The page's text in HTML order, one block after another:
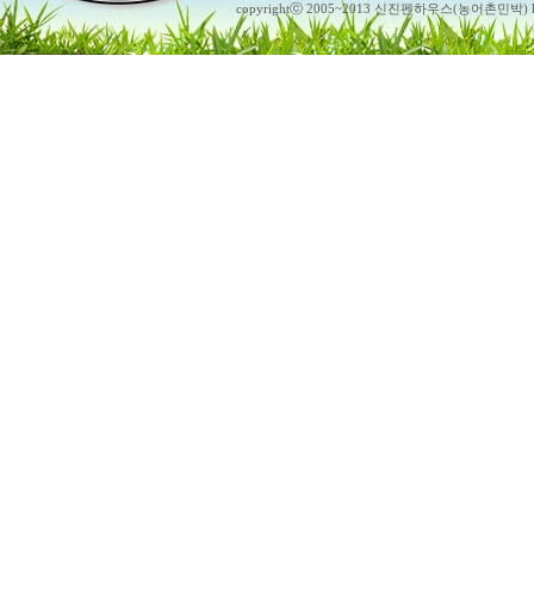
copyrightⓒ 2005~2013 신진펜하우스(농어촌민박)